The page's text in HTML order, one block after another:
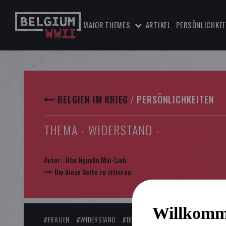
MAJOR THEMES ARTIKEL
BELGIEN IM KRIEG / PERSÖNLICHKEITEN
THEMA - WIDERSTAND -
Autor : Hàn Nguyên Mai-Linh
Um diese Seite zu zitieren
#FRAUEN #WIDERSTAND #DEUTSCHE STRAFMASSNAHMEN